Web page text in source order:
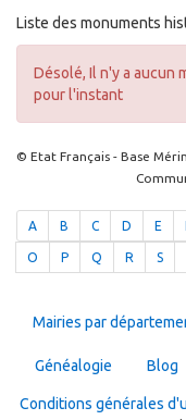
Liste des monuments
Désolé, Il n'y a aucun
pour l'instant
© Etat Français - Base
A B C D E
O P Q R S
Mairies par
Généalogie Blog
Conditions générales